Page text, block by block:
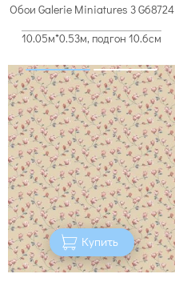
Обои Galerie Miniatures 3 G68724
10.05м*0.53м, подгон 10.6см
Купить